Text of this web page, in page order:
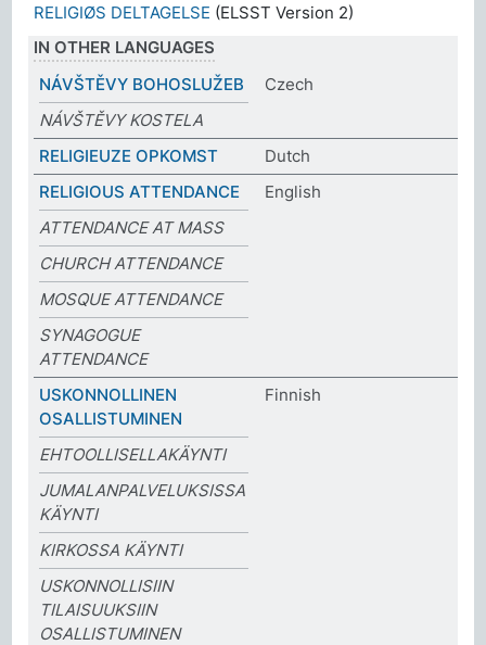
RELIGIØS DELTAGELSE (ELSST Version 2)
IN OTHER LANGUAGES
NÁVŠTĚVY BOHOSLUŽEB
Czech
NÁVŠTĚVY KOSTELA
RELIGIEUZE OPKOMST
Dutch
RELIGIOUS ATTENDANCE
English
ATTENDANCE AT MASS
CHURCH ATTENDANCE
MOSQUE ATTENDANCE
SYNAGOGUE
ATTENDANCE
USKONNOLLINEN
OSALLISTUMINEN
Finnish
EHTOOLLISELLAKÄYNTI
JUMALANPALVELUKSISSA
KÄYNTI
KIRKOSSA KÄYNTI
USKONNOLLISIIN
TILAISUUKSIIN
OSALLISTUMINEN